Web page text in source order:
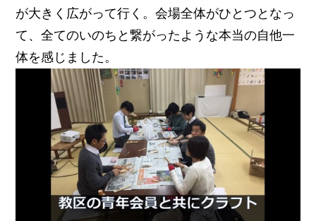
が大きく広がって行く。会場全体がひとつとなっ
て、全てのいのちと繋がったような本当の自他一
体を感じました。